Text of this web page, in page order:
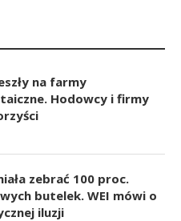
na farmy
Hodowcy i firmy
zebrać 100 proc.
butelek. WEI mówi o
iluzji